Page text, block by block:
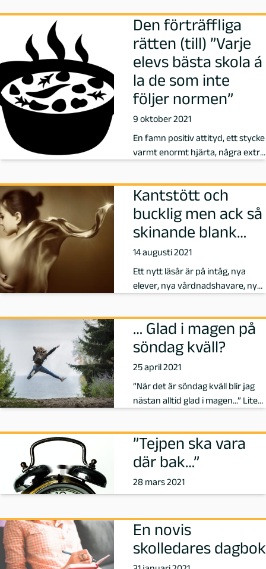
ö
f
a
t
t
a
r
e
p
å
P
e
d
a
g
g
M
a
Den förträffliga
rätten (till) ”Varje
elevs bästa skola á
la de som inte
följer normen”
9 oktober 2021
En famn positiv attityd, ett stycke
varmt enormt hjärta, några extra
Kantstött och
bucklig men ack så
skinande blank…
14 augusti 2021
Ett nytt läsår är på intåg, nya
elever, nya vårdnadshavare, nya
… Glad i magen på
söndag kväll?
25 april 2021
”När det är söndag kväll blir jag
nästan alltid glad i magen...” Lite
”Tejpen ska vara
där bak…”
28 mars 2021
En novis
skolledares dagbok